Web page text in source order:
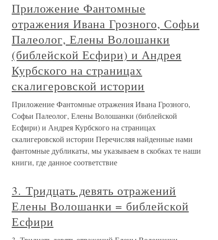
Приложение Фантомные
отражения Ивана Грозного, Софьи
Палеолог, Елены Волошанки
(библейской Есфири) и Андрея
Курбского на страницах
скалигеровской истории
Приложение Фантомные отражения Ивана Грозного,
Софьи Палеолог, Елены Волошанки (библейской
Есфири) и Андрея Курбского на страницах
скалигеровской истории Перечисляя найденные нами
фантомные дубликаты, мы указываем в скобках те наши
книги, где данное соответствие
3. Тридцать девять отражений
Елены Волошанки = библейской
Есфири